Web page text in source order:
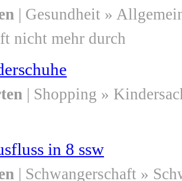
| Gesundheit »
nicht mehr durch
| Shopping »
in 8 ssw
| Schwangerschaft »